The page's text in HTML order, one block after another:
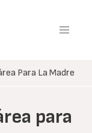
Para La Madre
para